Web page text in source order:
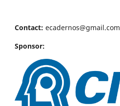
Contact: ecadernos@gmail.com
Sponsor: